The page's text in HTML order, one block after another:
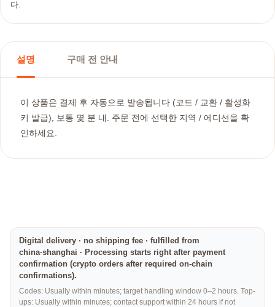
다.
설명 구매 전 안내
이 상품은 결제 후 자동으로 발송됩니다 (코드 / 교환 / 활성화
키 발급), 보통 몇 분 내. 주문 전에 선택한 지역 / 에디션을 확
인하세요.
Digital delivery · no shipping fee · fulfilled from
china·shanghai · Processing starts right after payment
confirmation (crypto orders after required on-chain
confirmations).
Codes: Usually within minutes; target handling window 0–2 hours. Top-
ups: Usually within minutes; contact support within 24 hours if not